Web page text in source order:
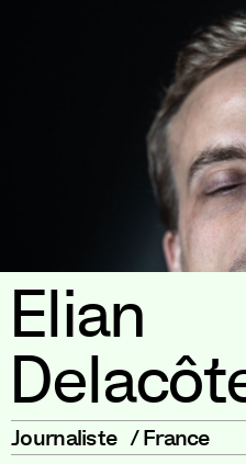
Elian
Journaliste /France